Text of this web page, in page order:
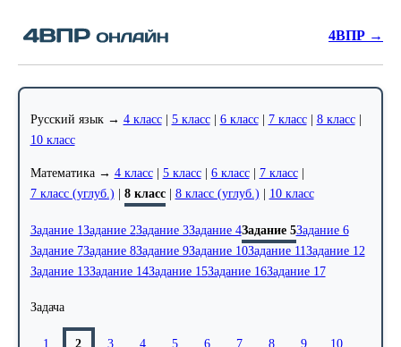
4ВПР →
Русский язык → 4 класс| 5 класс| 6 класс| 7 класс| 8 класс|
10 класс
Математика → 4 класс| 5 класс| 6 класс| 7 класс|
7 класс (углуб.) | 8 класс| 8 класс (углуб.) | 10 класс
Задание 1Задание 2Задание 3Задание 4Задание 5Задание 6
Задание 7Задание 8Задание 9Задание 10Задание 11Задание 12
Задание 13Задание 14Задание 15Задание 16Задание 17
Задача
1 2 3 4 5 6 7 8 9 10